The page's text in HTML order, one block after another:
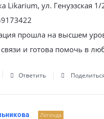
Likarium, ул. Генуэзская 1/
прошла на высшем
связи и готова помочь в
Ответить
Легенда